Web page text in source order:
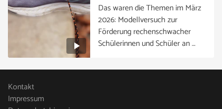
Das waren die Themen im März
2026: Modellversuch zur
Förderung rechenschwacher
Schülerinnen und Schüler an …
Kontakt
Impressum